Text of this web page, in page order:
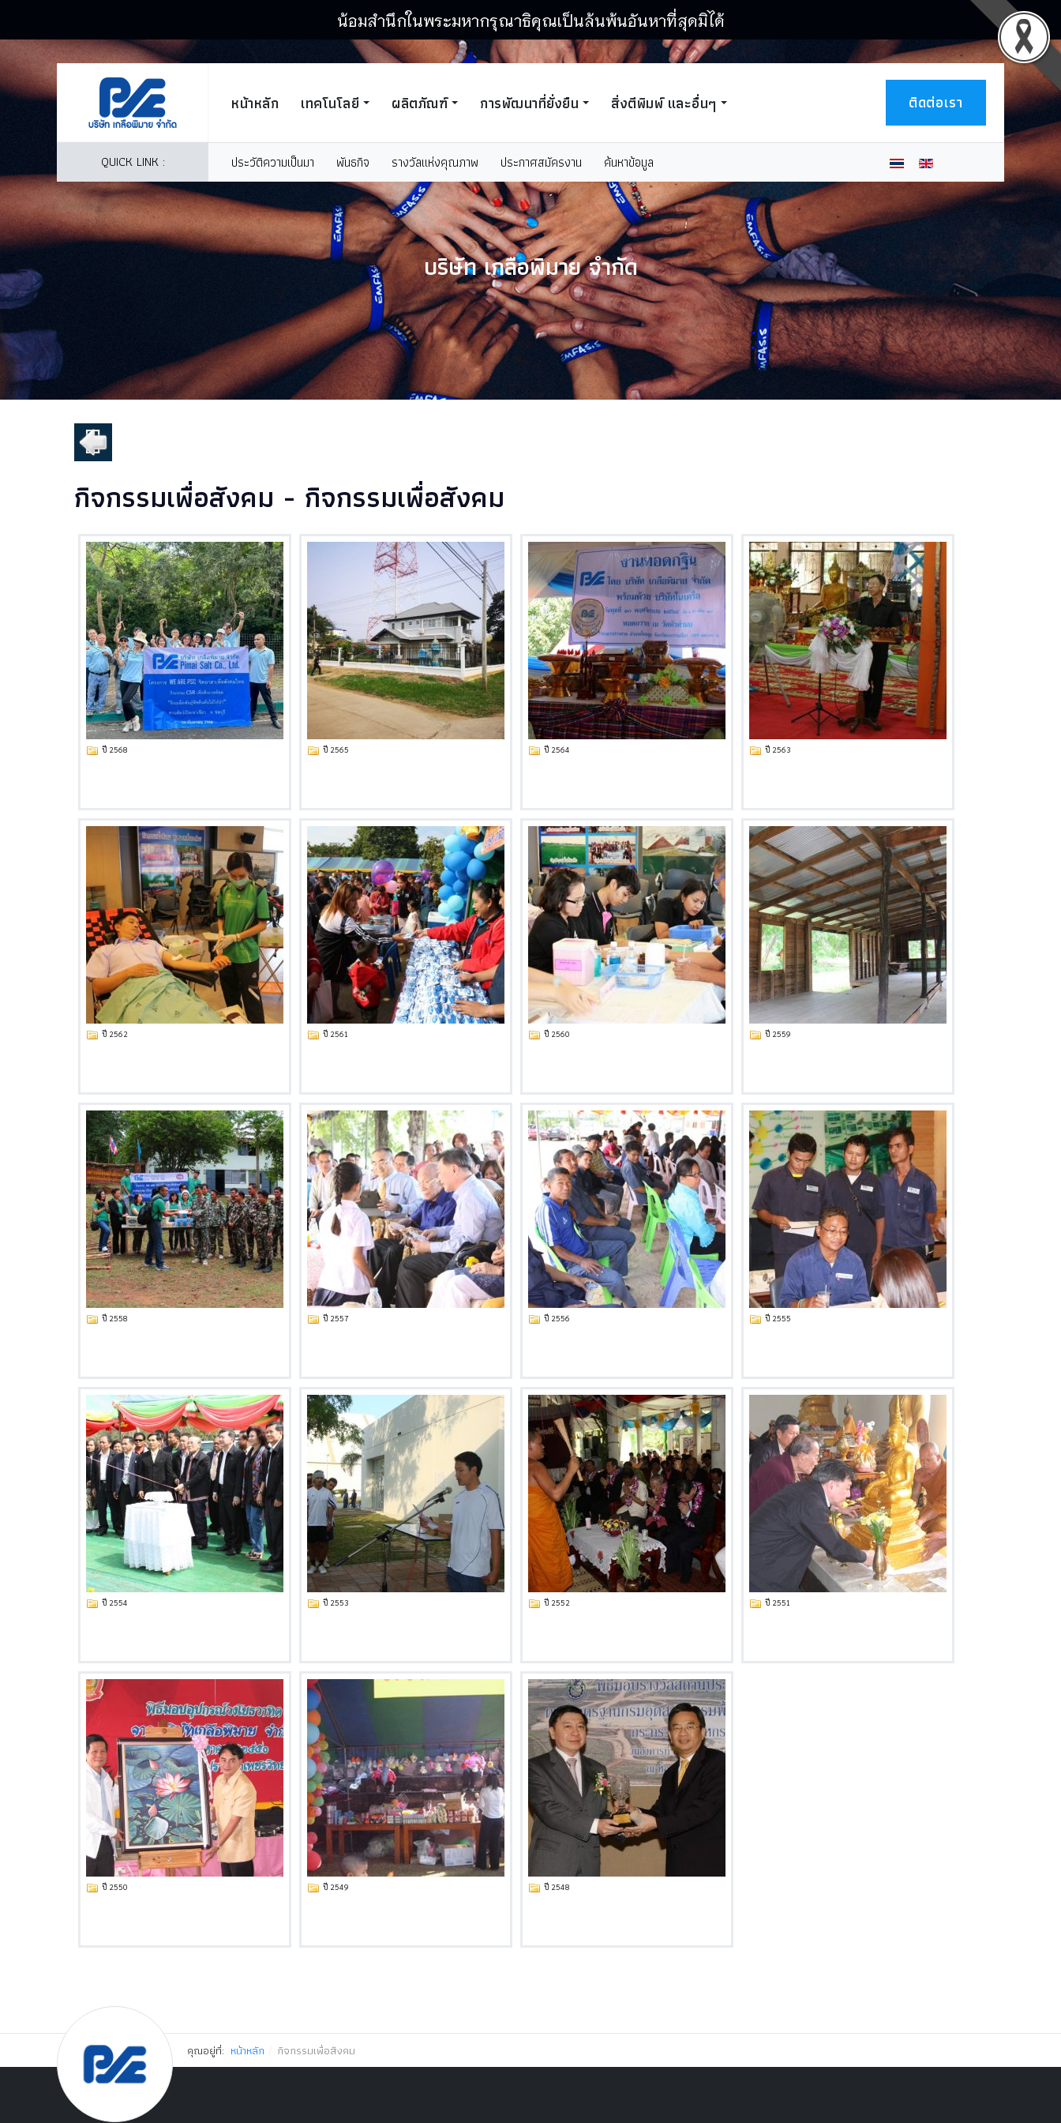
น้อมสำนึกในพระมหากรุณาธิคุณเป็นล้นพ้นอันหาที่สุดมิได้
หน้าหลัก เทคโนโลยี ผลิตภัณฑ์ การพัฒนาที่ยั่งยืน สิ่งตีพิมพ์ และอื่นๆ ติดต่อเรา
QUICK LINK : ประวัติความเป็นมา พันธกิจ รางวัลแห่งคุณภาพ ประกาศสมัครงาน ค้นหาข้อมูล
บริษัท เกลือพิมาย จำกัด
กิจกรรมเพื่อสังคม - กิจกรรมเพื่อสังคม
ปี 2568 ปี 2565 ปี 2564 ปี 2563
ปี 2562 ปี 2561 ปี 2560 ปี 2559
ปี 2558 ปี 2557 ปี 2556 ปี 2555
ปี 2554 ปี 2553 ปี 2552 ปี 2551
ปี 2550 ปี 2549 ปี 2548
คุณอยู่ที่: หน้าหลัก กิจกรรมเพื่อสังคม